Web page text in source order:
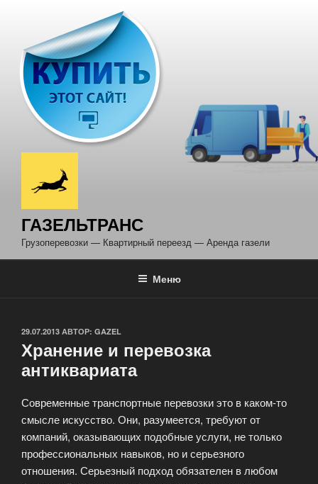
содержимому
ГАЗЕЛЬТРАНС
Грузоперевозки — Квартирный переезд — Аренда газели
Меню
ОПУБЛИКОВАНО
29.07.2013 АВТОР: GAZEL
Хранение и перевозка
антиквариата
Современные транспортные перевозки это в каком-то
смысле искусство. Они, разумеется, требуют от
компаний, оказывающих подобные услуги, не только
профессиональных навыков, но и серьезного
отношения. Серьезный подход обязателен в любом